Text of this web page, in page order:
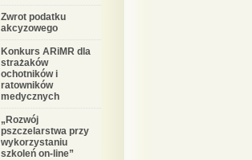
Zwrot podatku
akcyzowego
Konkurs ARiMR dla
strażaków
ochotników i
ratowników
medycznych
„Rozwój
pszczelarstwa przy
wykorzystaniu
szkoleń on-line”